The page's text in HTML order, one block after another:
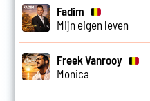
Fadim
Mijn eigen leven
Freek Vanrooy
Monica